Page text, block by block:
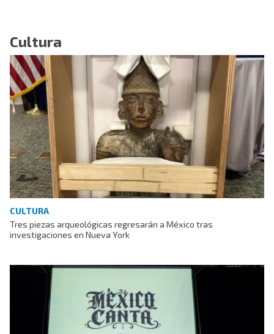
Cultura
CULTURA
Tres piezas arqueológicas regresarán a México tras
investigaciones en Nueva York